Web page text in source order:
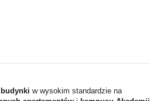
w wysokim standardzie na